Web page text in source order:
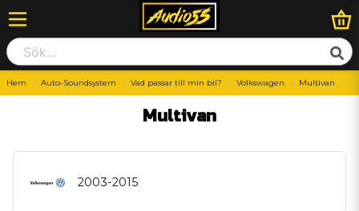
Hem Auto-Soundsystem Vad passar till min bil? Volkswagen Multivan
Multivan
2003-2015